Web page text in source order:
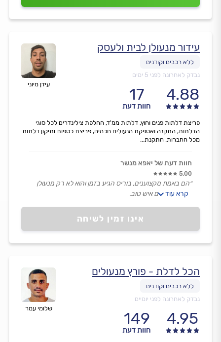
עידן מיוני
עידור מנעולן לבית ולעסק
נבדק לאחרונה לפני 5 ימים
4.88
17
חוות דעת
אינו זמין לשיחה
פריצת דלתות פנים וחוץ, דלתות ממ'ד, החלפת צילינדרים לכל סוגי
הדלתות, התקנה ואספקת מנעולים חכמים, פריצת כספות ותיקון דלתות
מכל החברות. התקנת...
חוות דעת של יאפא מנשר
5.00
״הם באמת מקצוענים, בוריס הגיע בזמן והוא לא רק מנעולן
מעולה הוא גם איש טוב.
קרא עוד
שלומי עמר
הכל לדלת - פורץ מנעולים
נבדק לאחרונה לפני יומיים
4.95
149
חוות דעת